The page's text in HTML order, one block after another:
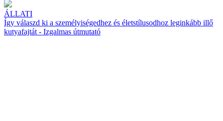
ÁLLATI
Így válaszd ki a személyiségedhez és életstílusodhoz leginkább illő
kutyafajtát - Izgalmas útmutató